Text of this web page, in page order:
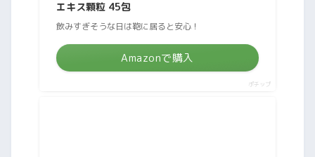
エキス顆粒 45包
飲みすぎそうな日は鞄に居ると安心！
Amazonで購入
ポチップ